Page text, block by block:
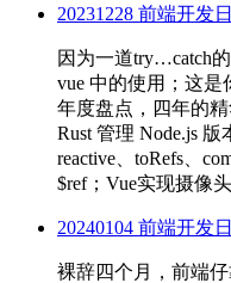
20231228 前端开发
因为一道try…catch
vue 中的使用；这是
年度盘点，四年的
Rust 管理 Node.js 版
reactive、toRefs、
$ref；Vue实现摄像
20240104 前端开发
裸辞四个月，前端